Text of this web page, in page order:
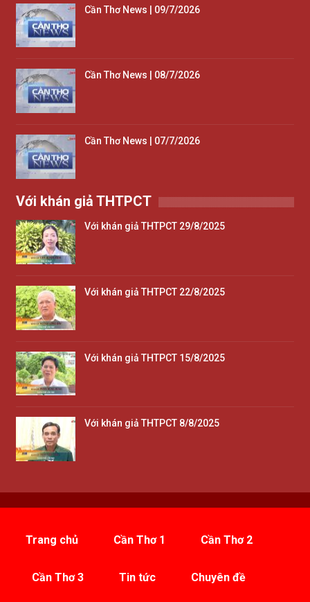
Cần Thơ News | 09/7/2026
Cần Thơ News | 08/7/2026
Cần Thơ News | 07/7/2026
Với khán giả THTPCT
Với khán giả THTPCT 29/8/2025
Với khán giả THTPCT 22/8/2025
Với khán giả THTPCT 15/8/2025
Với khán giả THTPCT 8/8/2025
Trang chủ Cần Thơ 1 Cần Thơ 2
Cần Thơ 3 Tin tức Chuyên đề